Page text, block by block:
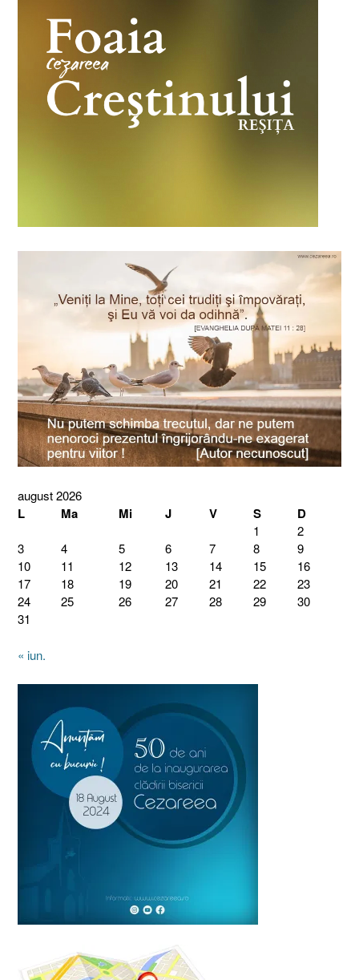
august 2026
L Ma Mi J V S D
1
2
3
4 5 6 7 8
9
10
11 12 13 14 15
16
17
18 19 20 21 22
23
24
25 26 27 28 29
30
31
« iun.